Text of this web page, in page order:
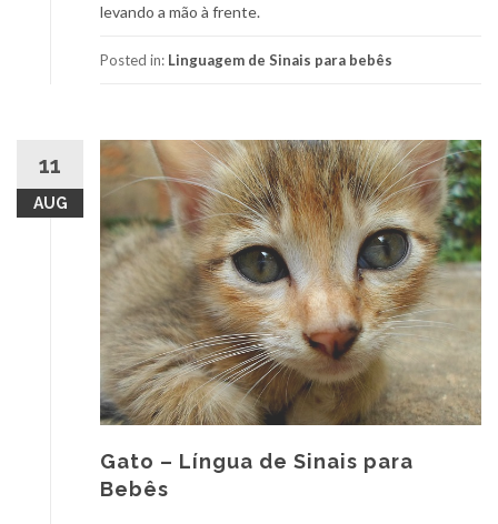
levando a mão à frente.
Posted in: Linguagem de Sinais para bebês
11
AUG
Gato – Língua de Sinais para
Bebês